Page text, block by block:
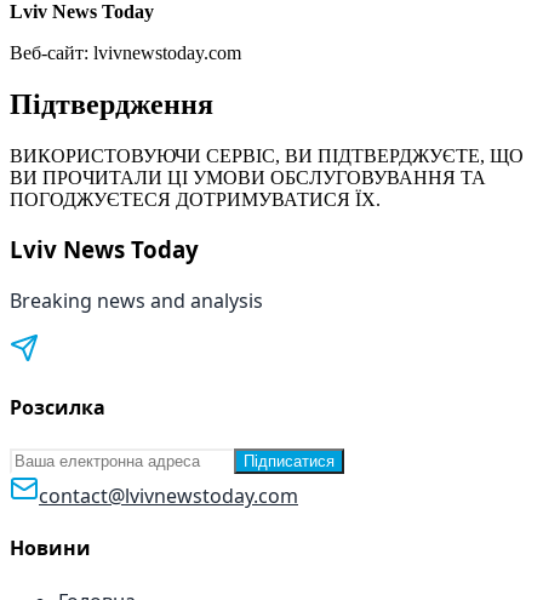
Lviv News Today
Веб-сайт: lvivnewstoday.com
Підтвердження
ВИКОРИСТОВУЮЧИ СЕРВІС, ВИ ПІДТВЕРДЖУЄТЕ, ЩО
ВИ ПРОЧИТАЛИ ЦІ УМОВИ ОБСЛУГОВУВАННЯ ТА
ПОГОДЖУЄТЕСЯ ДОТРИМУВАТИСЯ ЇХ.
Lviv News Today
Breaking news and analysis
Розсилка
Підписатися
contact@lvivnewstoday.com
Новини